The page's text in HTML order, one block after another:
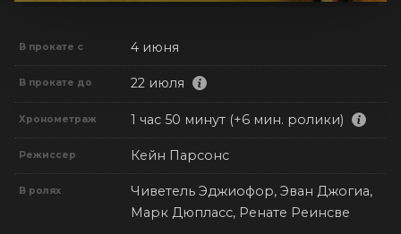
В прокате с 4 июня
В прокате до 22 июля
Хронометраж 1 час 50 минут (+6 мин. ролики)
Режиссер Кейн Парсонс
В ролях
Чиветель Эджиофор, Эван Джогиа,
Марк Дюпласс, Ренате Реинсве